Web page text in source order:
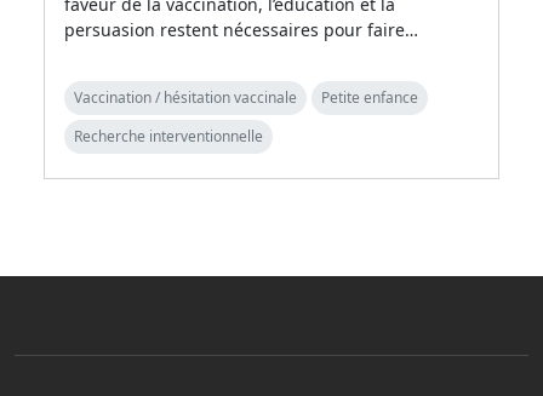
persuasion restent nécessaires pour faire…
Vaccination / hésitation vaccinale
Petite enfance
Recherche interventionnelle